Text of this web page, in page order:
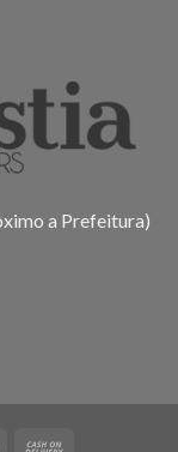
a Prefeitura)